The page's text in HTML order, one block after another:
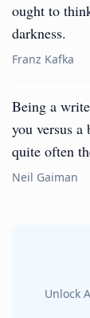
ought to
darkness.
Franz Kafka
Being a
you versus a
quite often
Neil Gaiman
Unlock